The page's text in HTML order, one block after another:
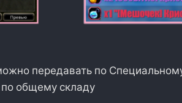
передавать по
общему складу